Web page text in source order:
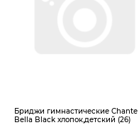
Бриджи гимнастические Chante
Bella Black хлопок,детский (26)